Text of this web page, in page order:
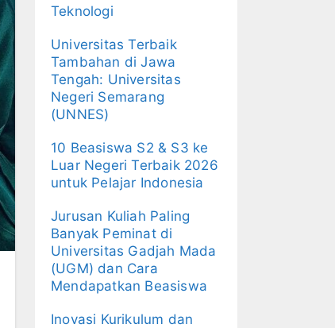
Teknologi
Universitas Terbaik
Tambahan di Jawa
Tengah: Universitas
Negeri Semarang
(UNNES)
10 Beasiswa S2 & S3 ke
Luar Negeri Terbaik 2026
untuk Pelajar Indonesia
Jurusan Kuliah Paling
Banyak Peminat di
Universitas Gadjah Mada
(UGM) dan Cara
Mendapatkan Beasiswa
Inovasi Kurikulum dan